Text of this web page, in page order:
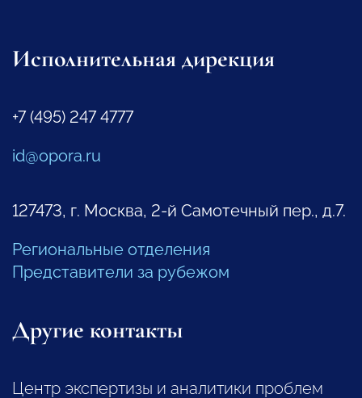
Исполнительная дирекция
+7 (495) 247 4777
id@opora.ru
127473, г. Москва, 2-й Самотечный пер., д.7.
Региональные отделения
Представители за рубежом
Другие контакты
Центр экспертизы и аналитики проблем